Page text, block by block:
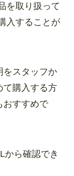
を取り扱って
入することが
をスタッフか
て購入する方
おすすめで
から確認でき